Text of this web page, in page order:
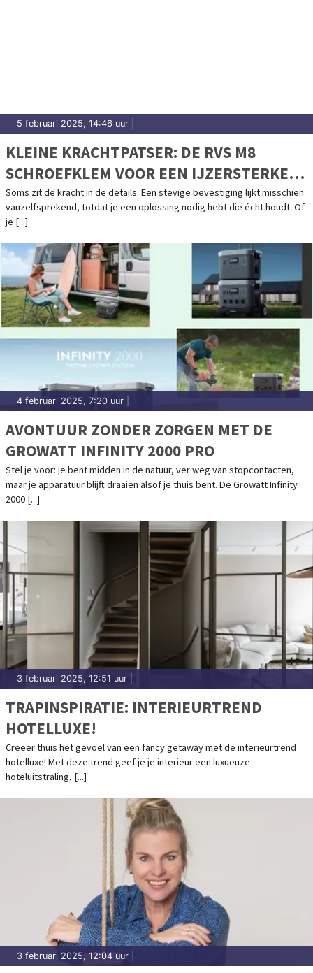
5 februari 2025, 14:46 uur
KLEINE KRACHTPATSER: DE RVS M8
SCHROEFKLEM VOOR EEN IJZERSTERKE
VERBINDING
Soms zit de kracht in de details. Een stevige bevestiging lijkt misschien
vanzelfsprekend, totdat je een oplossing nodig hebt die écht houdt. Of
je [...]
4 februari 2025, 7:20 uur
AVONTUUR ZONDER ZORGEN MET DE
GROWATT INFINITY 2000 PRO
Stel je voor: je bent midden in de natuur, ver weg van stopcontacten,
maar je apparatuur blijft draaien alsof je thuis bent. De Growatt Infinity
2000 [...]
3 februari 2025, 12:51 uur
TRAPINSPIRATIE: INTERIEURTREND
HOTELLUXE!
Creëer thuis het gevoel van een fancy getaway met de interieurtrend
hotelluxe! Met deze trend geef je je interieur een luxueuze
hoteluitstraling, [...]
3 februari 2025, 12:04 uur